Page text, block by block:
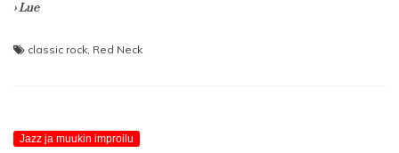
› Lue
classic rock, Red Neck
Jazz ja muukin improilu